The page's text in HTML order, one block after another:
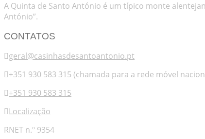
A Quinta de Santo António é um típico monte
António”.
CONTATOS
geral@casinhasdesantoantonio.pt
+351 930 583 315 (chamada para a rede móvel
+351 930 583 315
Localização
RNET n.º 9354